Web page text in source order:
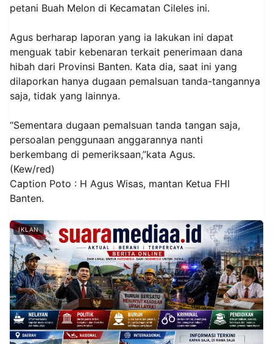
petani Buah Melon di Kecamatan Cileles ini.
Agus berharap laporan yang ia lakukan ini dapat
menguak tabir kebenaran terkait penerimaan dana
hibah dari Provinsi Banten. Kata dia, saat ini yang
dilaporkan hanya dugaan pemalsuan tanda-tangannya
saja, tidak yang lainnya.
“Sementara dugaan pemalsuan tanda tangan saja,
persoalan penggunaan anggarannya nanti
berkembang di pemeriksaan,”kata Agus.
(Kew/red)
Caption Poto : H Agus Wisas, mantan Ketua FHI
Banten.
IKLAN